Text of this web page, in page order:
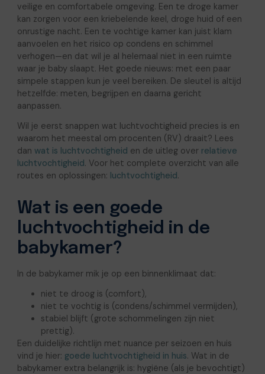
veilige en comfortabele omgeving. Een te droge kamer
kan zorgen voor een kriebelende keel, droge huid of een
onrustige nacht. Een te vochtige kamer kan juist klam
aanvoelen en het risico op condens en schimmel
verhogen—en dat wil je al helemaal niet in een ruimte
waar je baby slaapt. Het goede nieuws: met een paar
simpele stappen kun je veel bereiken. De sleutel is altijd
hetzelfde: meten, begrijpen en daarna gericht
aanpassen.
Wil je eerst snappen wat luchtvochtigheid precies is en
waarom het meestal om procenten (RV) draait? Lees
dan wat is luchtvochtigheid en de uitleg over relatieve
luchtvochtigheid. Voor het complete overzicht van alle
routes en oplossingen: luchtvochtigheid.
Wat is een goede
luchtvochtigheid in de
babykamer?
In de babykamer mik je op een binnenklimaat dat:
niet te droog is (comfort),
niet te vochtig is (condens/schimmel vermijden),
stabiel blijft (grote schommelingen zijn niet
prettig).
Een duidelijke richtlijn met nuance per seizoen en huis
vind je hier: goede luchtvochtigheid in huis. Wat in de
babykamer extra belangrijk is: hygiëne (als je bevochtigt)